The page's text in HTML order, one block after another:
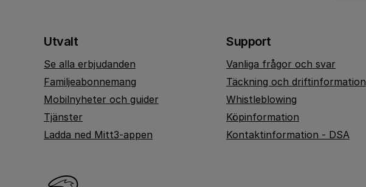
Utvalt
Se alla erbjudanden
Familjeabonnemang
Mobilnyheter och guider
Tjänster
Ladda ned Mitt3-appen
Support
Vanliga frågor och svar
Täckning och driftinformation
Whistleblowing
Köpinformation
Kontaktinformation - DSA